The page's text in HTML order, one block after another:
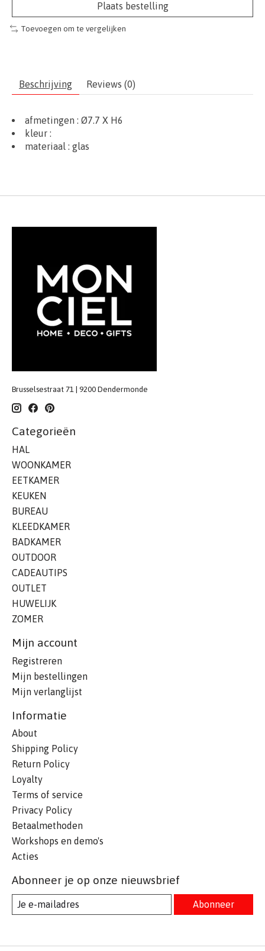
Plaats bestelling
Toevoegen om te vergelijken
Beschrijving Reviews (0)
afmetingen : Ø7.7 X H6
kleur :
materiaal : glas
Brusselsestraat 71 | 9200 Dendermonde
Categorieën
HAL
WOONKAMER
EETKAMER
KEUKEN
BUREAU
KLEEDKAMER
BADKAMER
OUTDOOR
CADEAUTIPS
OUTLET
HUWELIJK
ZOMER
Mijn account
Registreren
Mijn bestellingen
Mijn verlanglijst
Informatie
About
Shipping Policy
Return Policy
Loyalty
Terms of service
Privacy Policy
Betaalmethoden
Workshops en demo's
Acties
Abonneer je op onze nieuwsbrief
Abonneer